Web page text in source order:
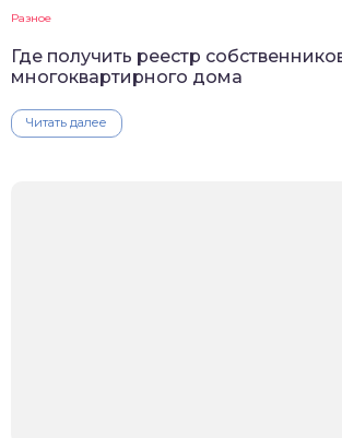
Разное
Где получить реестр
многоквартирного дома
Читать далее